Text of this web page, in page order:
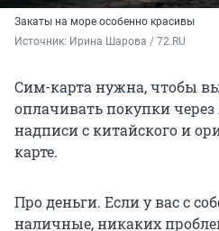
Закаты на море особенно красивы
Источник: Ирина Шарова / 72.RU
Сим-карта нужна, чтобы
оплачивать покупки через
надписи с китайского и
карте.
Про деньги. Если у вас с
наличные, никаких